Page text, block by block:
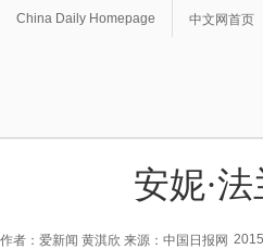
China Daily Homepage 中文网首页
安妮·
作者：爱新闻 黄淇欣 来源：中国日报网